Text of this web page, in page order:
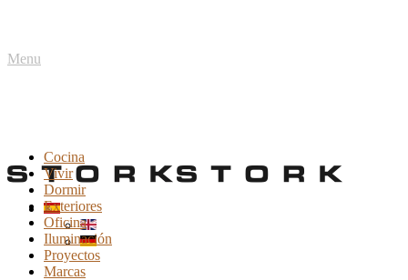
Menu
Cocina
Vivir
Dormir
Exteriores
Oficina
Iluminación
Proyectos
Marcas